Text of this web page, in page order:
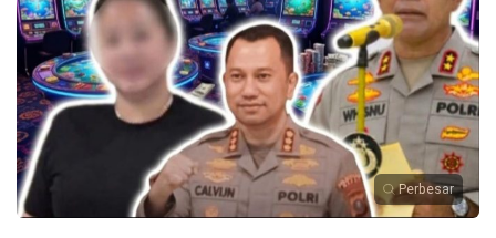
Perbesar